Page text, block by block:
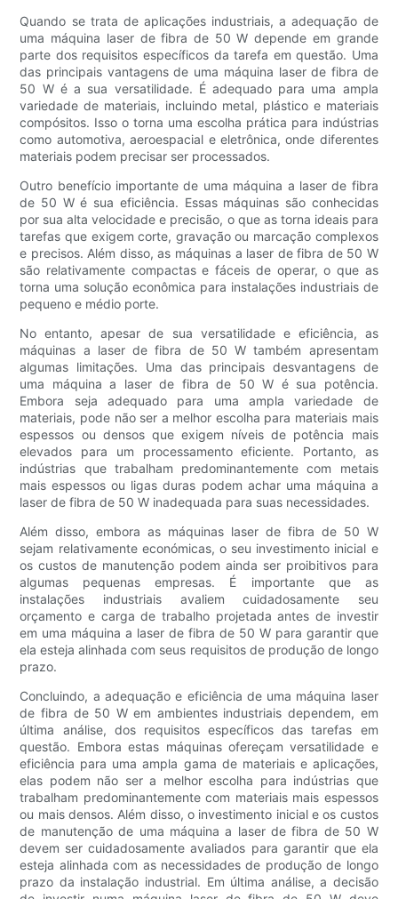
Quando se trata de aplicações industriais, a adequação de
uma máquina laser de fibra de 50 W depende em grande
parte dos requisitos específicos da tarefa em questão. Uma
das principais vantagens de uma máquina laser de fibra de
50 W é a sua versatilidade. É adequado para uma ampla
variedade de materiais, incluindo metal, plástico e materiais
compósitos. Isso o torna uma escolha prática para indústrias
como automotiva, aeroespacial e eletrônica, onde diferentes
materiais podem precisar ser processados.
Outro benefício importante de uma máquina a laser de fibra
de 50 W é sua eficiência. Essas máquinas são conhecidas
por sua alta velocidade e precisão, o que as torna ideais para
tarefas que exigem corte, gravação ou marcação complexos
e precisos. Além disso, as máquinas a laser de fibra de 50 W
são relativamente compactas e fáceis de operar, o que as
torna uma solução econômica para instalações industriais de
pequeno e médio porte.
No entanto, apesar de sua versatilidade e eficiência, as
máquinas a laser de fibra de 50 W também apresentam
algumas limitações. Uma das principais desvantagens de
uma máquina a laser de fibra de 50 W é sua potência.
Embora seja adequado para uma ampla variedade de
materiais, pode não ser a melhor escolha para materiais mais
espessos ou densos que exigem níveis de potência mais
elevados para um processamento eficiente. Portanto, as
indústrias que trabalham predominantemente com metais
mais espessos ou ligas duras podem achar uma máquina a
laser de fibra de 50 W inadequada para suas necessidades.
Além disso, embora as máquinas laser de fibra de 50 W
sejam relativamente económicas, o seu investimento inicial e
os custos de manutenção podem ainda ser proibitivos para
algumas pequenas empresas. É importante que as
instalações industriais avaliem cuidadosamente seu
orçamento e carga de trabalho projetada antes de investir
em uma máquina a laser de fibra de 50 W para garantir que
ela esteja alinhada com seus requisitos de produção de longo
prazo.
Concluindo, a adequação e eficiência de uma máquina laser
de fibra de 50 W em ambientes industriais dependem, em
última análise, dos requisitos específicos das tarefas em
questão. Embora estas máquinas ofereçam versatilidade e
eficiência para uma ampla gama de materiais e aplicações,
elas podem não ser a melhor escolha para indústrias que
trabalham predominantemente com materiais mais espessos
ou mais densos. Além disso, o investimento inicial e os custos
de manutenção de uma máquina a laser de fibra de 50 W
devem ser cuidadosamente avaliados para garantir que ela
esteja alinhada com as necessidades de produção de longo
prazo da instalação industrial. Em última análise, a decisão